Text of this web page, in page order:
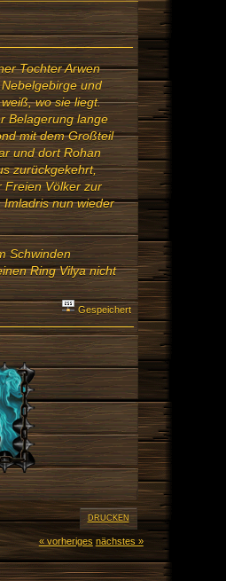
Tochter Arwen
und
wo sie liegt.
Belagerung lange
mit dem Großteil
und dort Rohan
zurückgekehrt,
Freien Völker zur
Imladris nun wieder
Schwinden
Ring Vilya nicht
Gespeichert
DRUCKEN
« vorheriges nächstes »